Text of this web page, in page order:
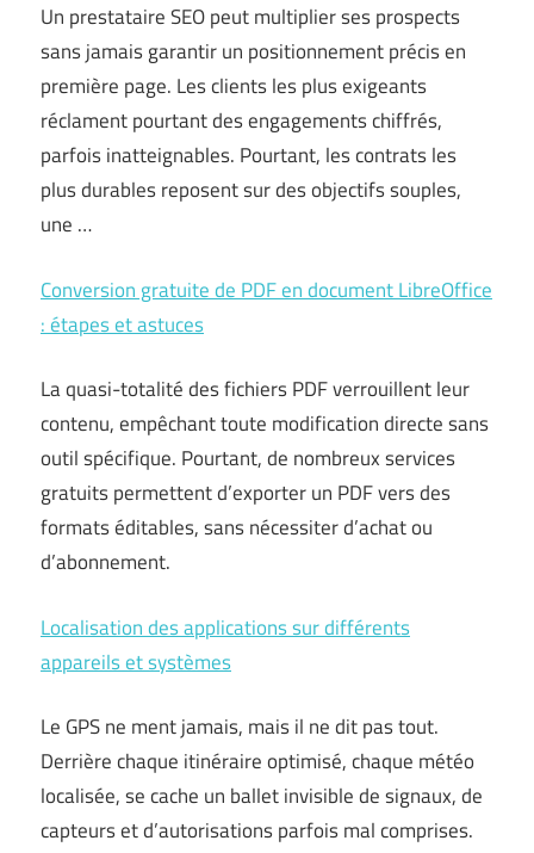
Un prestataire SEO peut multiplier ses prospects
sans jamais garantir un positionnement précis en
première page. Les clients les plus exigeants
réclament pourtant des engagements chiffrés,
parfois inatteignables. Pourtant, les contrats les
plus durables reposent sur des objectifs souples,
une …
Conversion gratuite de PDF en document LibreOffice
: étapes et astuces
La quasi-totalité des fichiers PDF verrouillent leur
contenu, empêchant toute modification directe sans
outil spécifique. Pourtant, de nombreux services
gratuits permettent d’exporter un PDF vers des
formats éditables, sans nécessiter d’achat ou
d’abonnement.
Localisation des applications sur différents
appareils et systèmes
Le GPS ne ment jamais, mais il ne dit pas tout.
Derrière chaque itinéraire optimisé, chaque météo
localisée, se cache un ballet invisible de signaux, de
capteurs et d’autorisations parfois mal comprises.